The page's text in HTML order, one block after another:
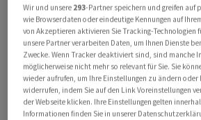
Kapazitäts- und Personalmangel
Energie-, Material- und
Druck erzeugten die seit dem Iran-
gestiegenen Kerosinpreise. «Fliegen
so Comparis.
Auch Ausgaben rund um Haustiere
Wir und unsere 293-Partner speichern und greifen auf
wie Browserdaten oder eindeutige Kennungen auf
von Akzeptieren aktivieren Sie Tracking-Technologien
unsere Partner verarbeiten Daten, um Ihnen Dienste
Zwecke. Wenn Tracker deaktiviert sind, sind manche
möglicherweise nicht mehr so relevant für Sie. Sie
wieder aufrufen, um Ihre Einstellungen zu ändern oder
widerrufen, indem Sie auf den Link Voreinstellungen
der Webseite klicken. Ihre Einstellungen gelten
Informationen finden Sie in unserer